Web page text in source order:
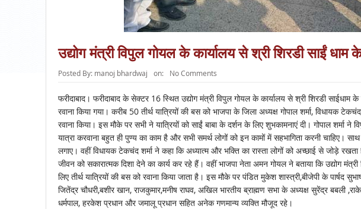
उद्योग मंत्री विपुल गोयल के कार्यालय से श्री शिरडी साईं धाम
Posted By: manoj bhardwaj on: No Comments
फरीदाबाद। फरीदाबाद के सेक्टर 16 स्थित उद्योग मंत्री विपुल गोयल के कार्यालय से श्री शिरडी साईधाम
रवाना किया गया। करीब 50 तीर्थ यात्रियों की बस को भाजपा के जिला अध्यक्ष गोपाल शर्मा, विधायक
रवाना किया। इस मौके पर सभी ने यात्रियों को साईं बाबा के दर्शन के लिए शुभकामनाएं दी। गोपाल शर्मा ने
यात्रा करवाना बहुत ही पुण्य का काम है और सभी समर्थ लोगों को इन कामों में सहभागिता करनी चाहिए।
लगाए। वहीं विधायक टेकचंद शर्मा ने कहा कि अध्यात्म और भक्ति का रास्ता लोगों को अच्छाई से जोड़े
जीवन को सकारात्मक दिशा देने का कार्य कर रहे हैं। वहीं भाजपा नेता अमन गोयल ने बताया कि उद्योग
लिए तीर्थ यात्रियों की बस को रवाना किया जाता है। इस मौके पर पंडित मुकेश शास्त्री,बीजेपी के पार्षद
जितेंद्र चौधरी,बशीर खान, राजकुमार,मनीष राघव, अखिल भारतीय ब्राह्मण सभा के अध्यक्ष सुरेंद्र बबली
धर्मपाल, हरकेश प्रधान और जमालू प्रधान सहित अनेक गणमान्य व्यक्ति मौजूद रहे।